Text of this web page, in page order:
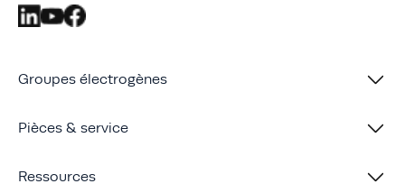
Groupes électrogènes
Pièces & service
Ressources